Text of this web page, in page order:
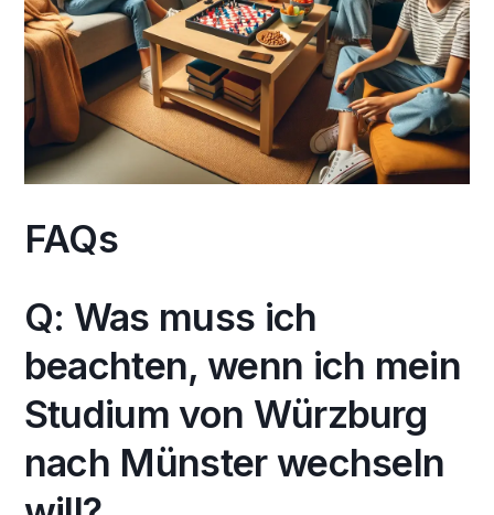
FAQs
Q: Was muss ich
beachten, wenn ich mein
Studium von Würzburg
nach Münster wechseln